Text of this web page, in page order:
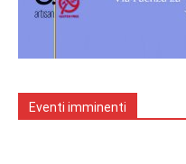
Eventi imminenti